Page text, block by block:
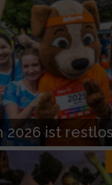
2026 ist